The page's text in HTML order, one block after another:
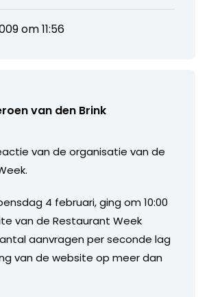
om 11:56
van den Brink
van de organisatie van de
4 februari, ging om 10:00
van de Restaurant Week
aanvragen per seconde lag
van de website op meer dan